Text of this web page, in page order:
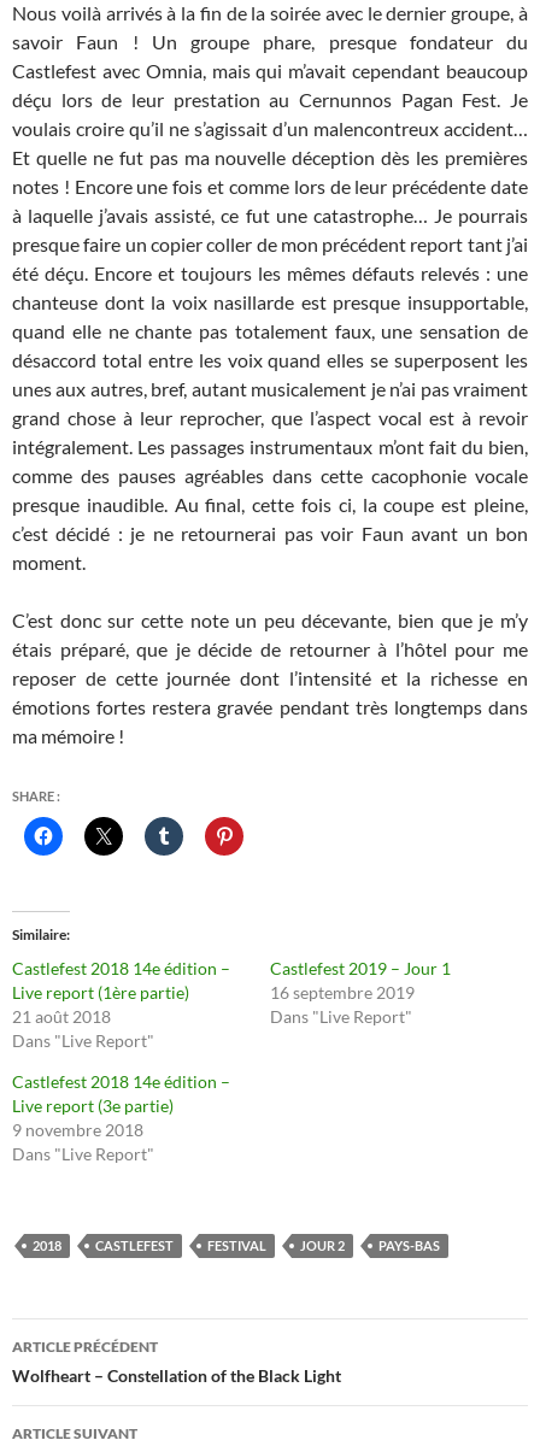
Nous voilà arrivés à la fin de la soirée avec le dernier groupe, à
savoir Faun ! Un groupe phare, presque fondateur du
Castlefest avec Omnia, mais qui m’avait cependant beaucoup
déçu lors de leur prestation au Cernunnos Pagan Fest. Je
voulais croire qu’il ne s’agissait d’un malencontreux accident…
Et quelle ne fut pas ma nouvelle déception dès les premières
notes ! Encore une fois et comme lors de leur précédente date
à laquelle j’avais assisté, ce fut une catastrophe… Je pourrais
presque faire un copier coller de mon précédent report tant j’ai
été déçu. Encore et toujours les mêmes défauts relevés : une
chanteuse dont la voix nasillarde est presque insupportable,
quand elle ne chante pas totalement faux, une sensation de
désaccord total entre les voix quand elles se superposent les
unes aux autres, bref, autant musicalement je n’ai pas vraiment
grand chose à leur reprocher, que l’aspect vocal est à revoir
intégralement. Les passages instrumentaux m’ont fait du bien,
comme des pauses agréables dans cette cacophonie vocale
presque inaudible. Au final, cette fois ci, la coupe est pleine,
c’est décidé : je ne retournerai pas voir Faun avant un bon
moment.
C’est donc sur cette note un peu décevante, bien que je m’y
étais préparé, que je décide de retourner à l’hôtel pour me
reposer de cette journée dont l’intensité et la richesse en
émotions fortes restera gravée pendant très longtemps dans
ma mémoire !
SHARE :
Similaire
Castlefest 2018 14e édition –
Live report (1ère partie)
21 août 2018
Dans "Live Report"
Castlefest 2019 – Jour 1
16 septembre 2019
Dans "Live Report"
Castlefest 2018 14e édition –
Live report (3e partie)
9 novembre 2018
Dans "Live Report"
2018 CASTLEFEST FESTIVAL JOUR 2 PAYS-BAS
Navigation
des
articles
ARTICLE PRÉCÉDENT
Wolfheart – Constellation of the Black Light
ARTICLE SUIVANT